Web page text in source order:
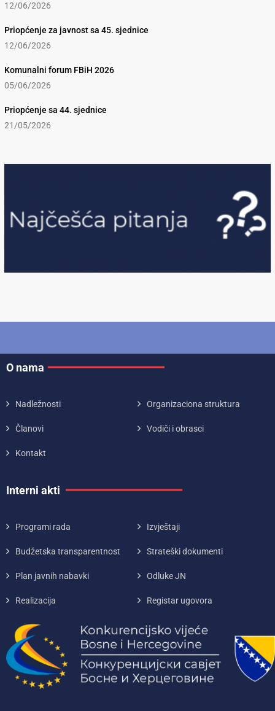
12/06/2026
Priopćenje za javnost sa 45. sjednice
12/06/2026
Komunalni forum FBiH 2026
05/06/2026
Priopćenje sa 44. sjednice
21/05/2026
O nama
Nadležnosti Organizaciona struktura
Članovi Vodiči i obrasci
Kontakt
Interni akti
Programi rada Izvještaji
Budžetska transparentnost Strateški dokumenti
Plan javnih nabavki Odluke JN
Realizacija Registar ugovora